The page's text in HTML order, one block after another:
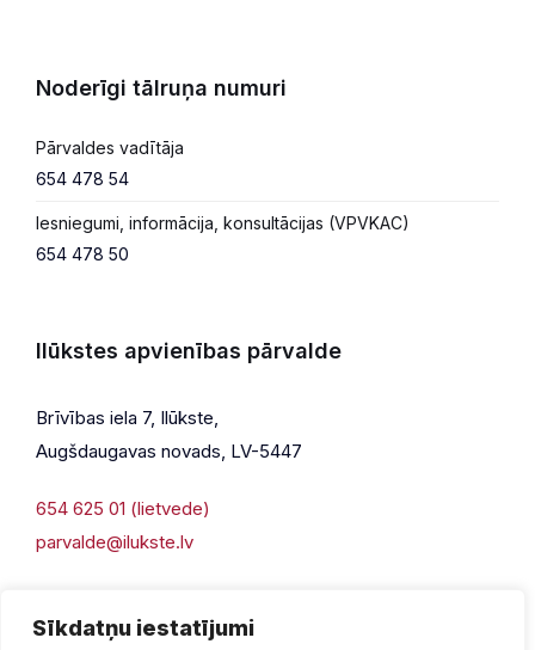
Sīkdatņu iestatījumi
Noderīgi tālruņa numuri
Pārvaldes vadītāja
654 478 54
Iesniegumi, informācija, konsultācijas (VPVKAC)
654 478 50
Ilūkstes apvienības pārvalde
Brīvības iela 7, Ilūkste,
Augšdaugavas novads, LV-5447
654 625 01 (lietvede)
parvalde@ilukste.lv